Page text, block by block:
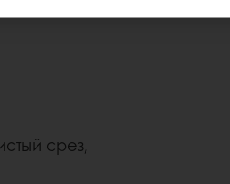
срез,